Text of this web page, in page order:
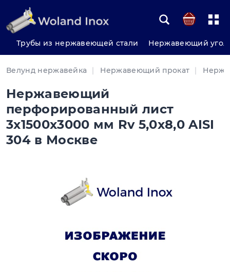
Трубы из нержавеющей стали Нержавеющий
Велунд нержавейка Нержавеющий прокат
Нержавеющий
перфорированный лист
3x1500x3000 мм Rv 5,0x8,0 AISI
304 в Москве